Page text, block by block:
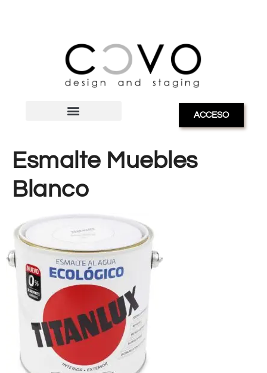
ACCESO
Esmalte Muebles
Blanco